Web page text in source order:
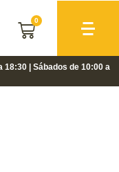
0
18:30 | Sábados de 10:00 a